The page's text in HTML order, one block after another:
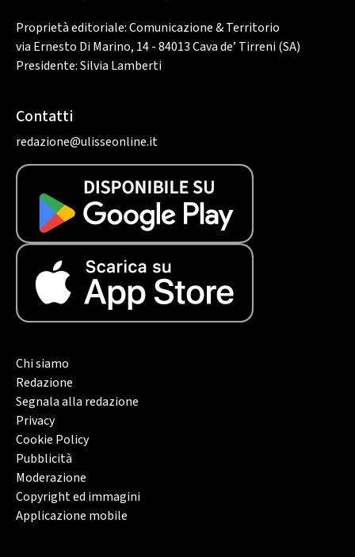
Proprietà editoriale: Comunicazione & Territorio
via Ernesto Di Marino, 14 - 84013 Cava de’ Tirreni (SA)
Presidente: Silvia Lamberti
Contatti
redazione@ulisseonline.it
Chi siamo
Redazione
Segnala alla redazione
Privacy
Cookie Policy
Pubblicità
Moderazione
Copyright ed immagini
Applicazione mobile